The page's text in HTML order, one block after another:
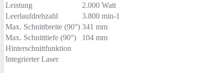
Leistung
2.000 Watt
Leerlaufdrehzahl
3.800 min-1
Max. Schnittbreite (90°) 341 mm
Max. Schnitttiefe (90°)
104 mm
Hinterschnittfunktion
Integrierter Laser